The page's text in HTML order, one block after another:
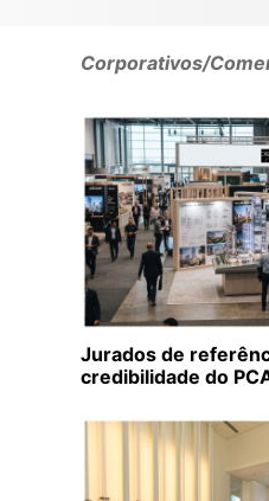
Corporativos/
Jurados de
credibilidade do